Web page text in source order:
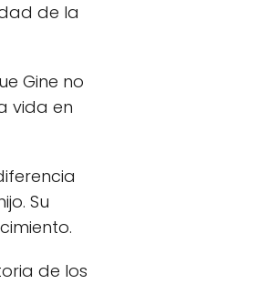
de la
Gine no
vida en
Su
de los